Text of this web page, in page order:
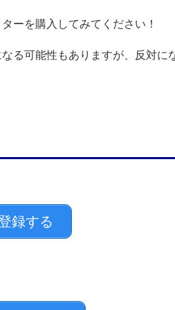
ーを購入してみてください！
る可能性もありますが、反対に
録する